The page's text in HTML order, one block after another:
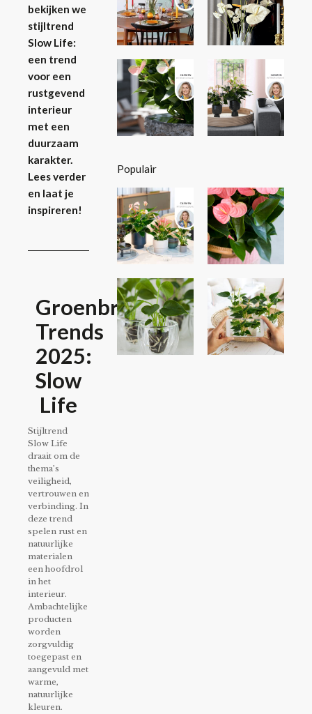
bekijken we
stijltrend
Slow Life:
een trend
voor een
rustgevend
interieur
met een
duurzaam
karakter.
Lees verder
en laat je
inspireren!
Groenbranche
Trends
2025:
Slow
Life
Stijltrend
Slow Life
draait om de
thema’s
veiligheid,
vertrouwen en
verbinding. In
deze trend
spelen rust en
natuurlijke
materialen
een hoofdrol
in het
interieur.
Ambachtelijke
producten
worden
zorgvuldig
toegepast en
aangevuld met
warme,
natuurlijke
kleuren.
Populair